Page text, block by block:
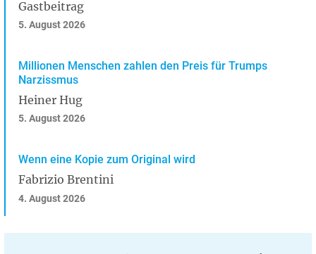
Gastbeitrag
5. August 2026
Millionen Menschen zahlen den Preis für Trumps
Narzissmus
Heiner Hug
5. August 2026
Wenn eine Kopie zum Original wird
Fabrizio Brentini
4. August 2026